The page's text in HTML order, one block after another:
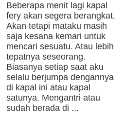
Beberapa menit lagi kapal
fery akan segera berangkat.
Akan tetapi mataku masih
saja kesana kemari untuk
mencari sesuatu. Atau lebih
tepatnya seseorang.
Biasanya setiap saat aku
selalu berjumpa dengannya
di kapal ini atau kapal
satunya. Mengantri atau
sudah berada di ...